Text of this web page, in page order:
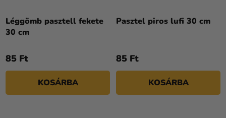
Léggömb pasztell fekete
30 cm
85 Ft
KOSÁRBA
Pasztel piros lufi 30 cm
85 Ft
KOSÁRBA